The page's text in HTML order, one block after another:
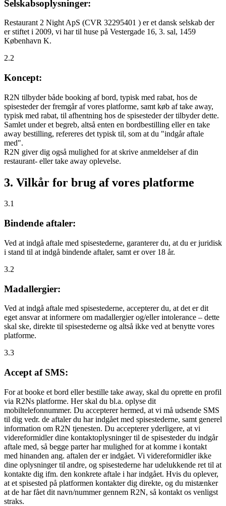
Selskabsoplysninger:
Restaurant 2 Night ApS (CVR 32295401 ) er et dansk selskab der
er stiftet i 2009, vi har til huse på Vestergade 16, 3. sal, 1459
København K.
2.2
Koncept:
R2N tilbyder både booking af bord, typisk med rabat, hos de
spisesteder der fremgår af vores platforme, samt køb af take away,
typisk med rabat, til afhentning hos de spisesteder der tilbyder dette.
Samlet under et begreb, altså enten en bordbestilling eller en take
away bestilling, refereres det typisk til, som at du "indgår aftale
med".
R2N giver dig også mulighed for at skrive anmeldelser af din
restaurant- eller take away oplevelse.
3. Vilkår for brug af vores platforme
3.1
Bindende aftaler:
Ved at indgå aftale med spisestederne, garanterer du, at du er juridisk
i stand til at indgå bindende aftaler, samt er over 18 år.
3.2
Madallergier:
Ved at indgå aftale med spisestederne, accepterer du, at det er dit
eget ansvar at informere om madallergier og/eller intolerance – dette
skal ske, direkte til spisestederne og altså ikke ved at benytte vores
platforme.
3.3
Accept af SMS:
For at booke et bord eller bestille take away, skal du oprette en profil
via R2Ns platforme. Her skal du bl.a. oplyse dit
mobiltelefonnummer. Du accepterer hermed, at vi må udsende SMS
til dig vedr. de aftaler du har indgået med spisestederne, samt generel
information om R2N tjenesten. Du accepterer yderligere, at vi
videreformidler dine kontaktoplysninger til de spisesteder du indgår
aftale med, så begge parter har mulighed for at komme i kontakt
med hinanden ang. aftalen der er indgået. Vi videreformidler ikke
dine oplysninger til andre, og spisestederne har udelukkende ret til at
kontakte dig ifm. den konkrete aftale i har indgået. Hvis du oplever,
at et spisested på platformen kontakter dig direkte, og du mistænker
at de har fået dit navn/nummer gennem R2N, så kontakt os venligst
straks.